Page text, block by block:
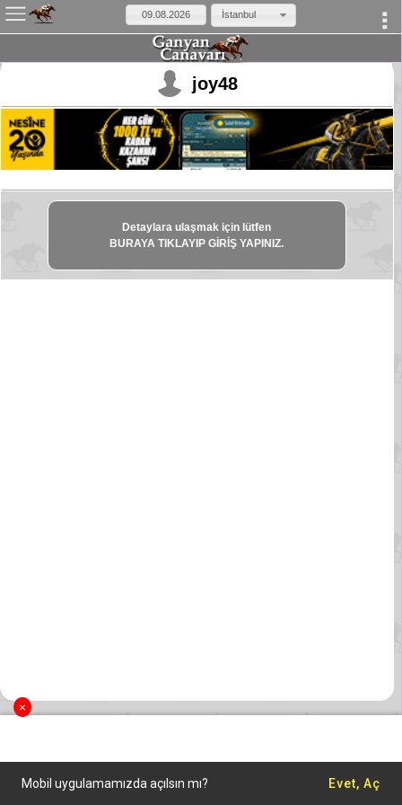
İstanbul
joy48
Detaylara ulaşmak için lütfen
BURAYA TIKLAYIP GİRİŞ YAPINIZ.
×
×
Mobil uygulamamızda açılsın mı? Evet, Aç